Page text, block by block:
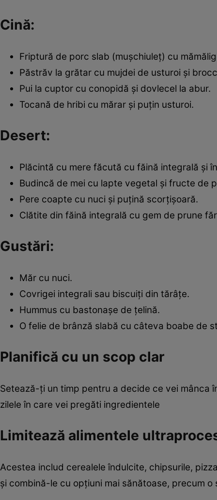
Cină:
Friptură de porc slab (mușchiuleț) cu
Păstrăv la grătar cu mujdei de usturoi și
Pui la cuptor cu conopidă și dovlecel la abur.
Tocană de hribi cu mărar și puțin usturoi.
Desert:
Plăcintă cu mere făcută cu făină integrală și
Budincă de mei cu lapte vegetal și fructe de
Pere coapte cu nuci și puțină scorțișoară.
Clătite din făină integrală cu gem de prune
Gustări:
Măr cu nuci.
Covrigei integrali sau biscuiți din tărâțe.
Hummus cu bastonașe de țelină.
O felie de brânză slabă cu câteva boabe de
Planifică cu un scop clar
Setează-ți un timp pentru a decide ce vei mânca
zilele în care vei pregăti ingredientele
Limitează alimentele
Acestea includ cerealele îndulcite, chipsurile,
și combină-le cu opțiuni mai sănătoase, precum o